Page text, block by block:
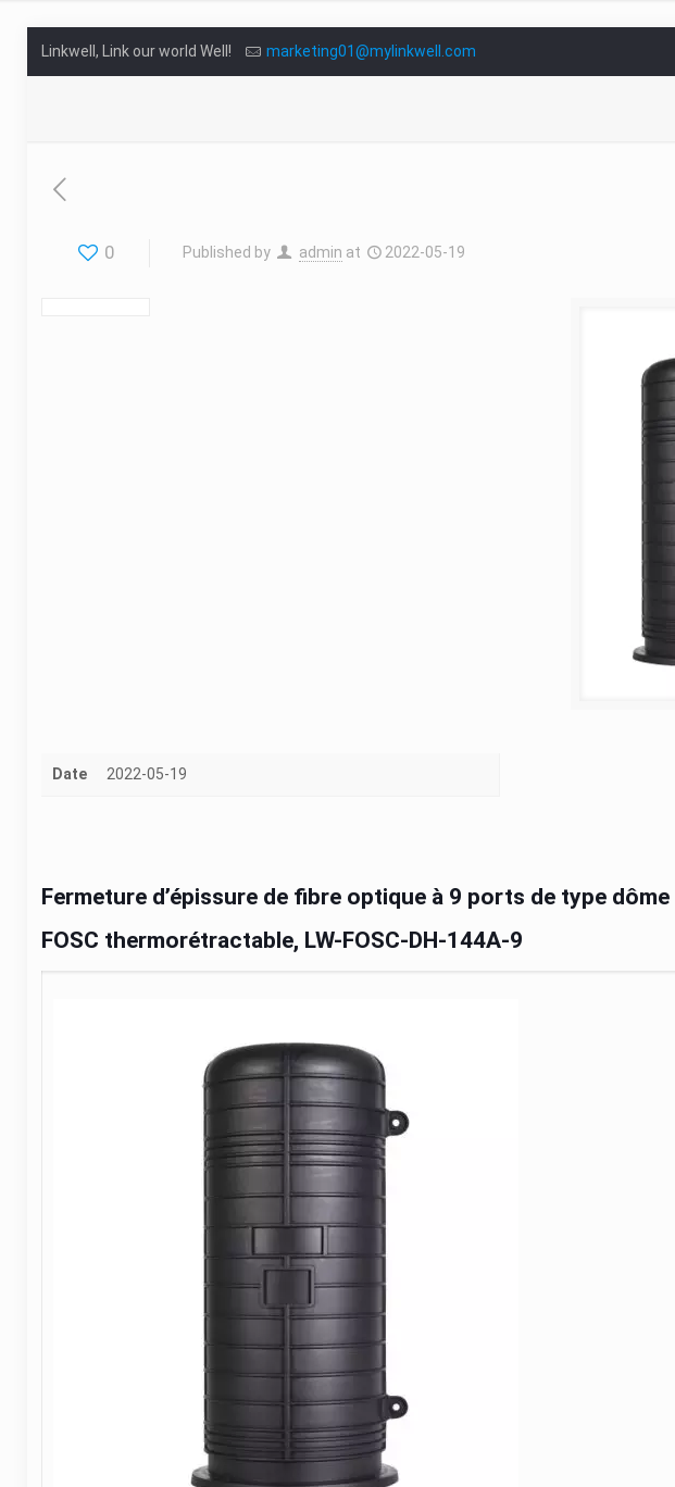
Linkwell, Link our world Well! marketing01@mylinkwell.com
0 Published by admin at 2022-05-19
Date 2022-05-19
Fermeture d’épissure de fibre optique à 9 ports de type dôme
FOSC thermorétractable, LW-FOSC-DH-144A-9